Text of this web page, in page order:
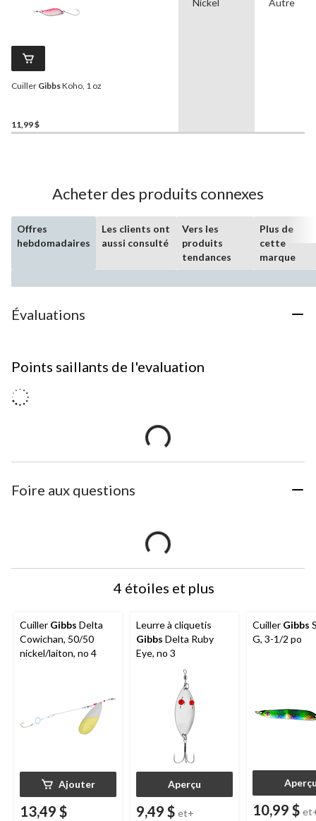
Cuiller GibbsKoho, 1 oz
11,99 $
Nickel Autre
Acheter des produits connexes
Offres
hebdomadaires
Les clients ont
aussi consulté
Vers les
produits
tendances
Plus de
cette
marque
Évaluations
Points saillants de l'evaluation
Foire aux questions
4 étoiles et plus
Cuiller Gibbs Delta
Cowichan, 50/50
nickel/laiton, no 4
Ajouter
13,49 $
Leurre à cliquetis
Gibbs Delta Ruby
Eye, no 3
Aperçu
9,49 $ et+
Cuiller Gibbs
G, 3-1/2 po
10,99 $